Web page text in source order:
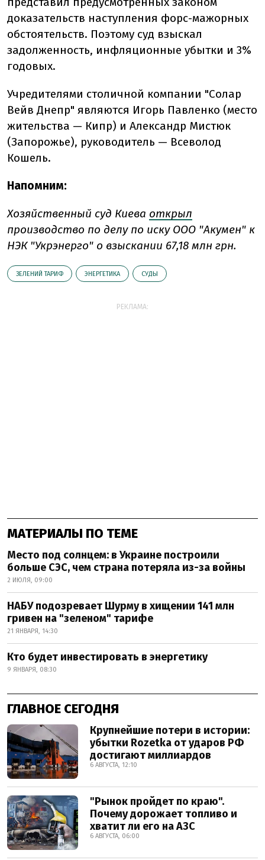
доказательств наступления форс-мажорных
обстоятельств. Поэтому суд взыскал
задолженность, инфляционные убытки и 3%
годовых.
Учредителями столичной компании "Солар
Вейв Днепр" являются Игорь Павленко (место
жительства — Кипр) и Александр Мистюк
(Запорожье), руководитель — Всеволод
Кошель.
Напомним:
Хозяйственный суд Киева открыл
производство по делу по иску ООО "Акумен" к
НЭК "Укрэнерго" о взыскании 67,18 млн грн.
ЗЕЛЕНИЙ ТАРИФ ЭНЕРГЕТИКА СУДЫ
РЕКЛАМА:
МАТЕРИАЛЫ ПО ТЕМЕ
Место под солнцем: в Украине построили
больше СЭС, чем страна потеряла из-за войны
2 ИЮЛЯ, 09:00
НАБУ подозревает Шурму в хищении 141 млн
гривен на "зеленом" тарифе
21 ЯНВАРЯ, 14:30
Кто будет инвестировать в энергетику
9 ЯНВАРЯ, 08:30
ГЛАВНОЕ СЕГОДНЯ
Крупнейшие потери в истории:
убытки Rozetka от ударов РФ
достигают миллиардов
6 АВГУСТА, 12:10
"Рынок пройдет по краю".
Почему дорожает топливо и
хватит ли его на АЗС
6 АВГУСТА, 06:00